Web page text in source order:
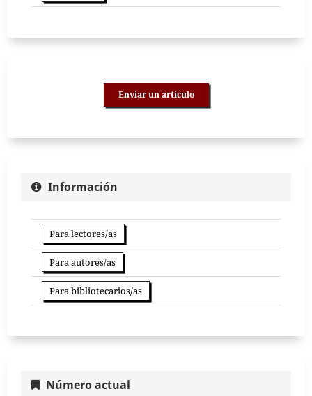
Enviar un artículo
Información
Para lectores/as
Para autores/as
Para bibliotecarios/as
Número actual